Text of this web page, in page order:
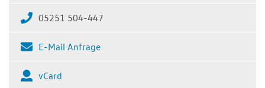
05251 504-447
E-Mail Anfrage
vCard